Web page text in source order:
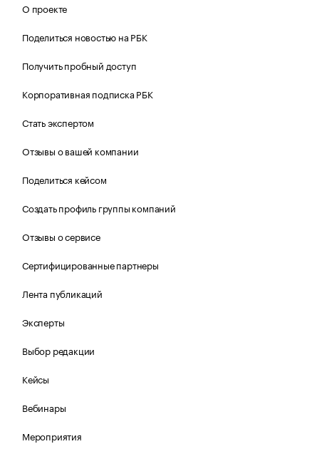
О проекте
Поделиться новостью на РБК
Получить пробный доступ
Корпоративная подписка РБК
Стать экспертом
Отзывы о вашей компании
Поделиться кейсом
Создать профиль группы компаний
Отзывы о сервисе
Сертифицированные партнеры
Лента публикаций
Эксперты
Выбор редакции
Кейсы
Вебинары
Мероприятия